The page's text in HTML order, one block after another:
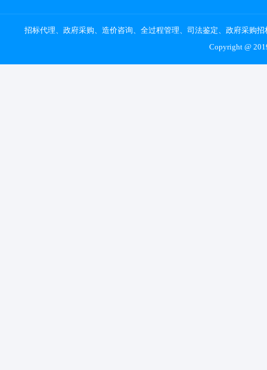
招标代理、政府采购、造价咨询、全过程管理、司法鉴定、政府采购
Copyright @